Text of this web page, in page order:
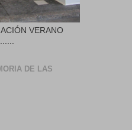
VERANO
DE LAS